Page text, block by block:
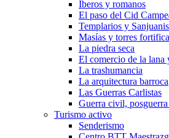
Íberos y romanos
El paso del Cid
Templarios y
Masías y torres
La piedra seca
El comercio de la lana
La trashumancia
La arquitectura barroca
Las Guerras Carlistas
Guerra civil,
Turismo activo
Senderismo